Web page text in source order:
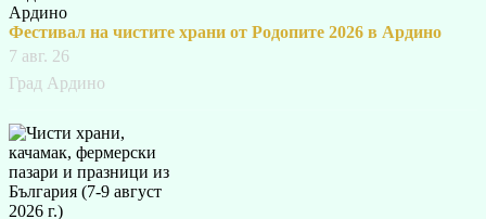
Фестивал на чистите храни от Родопите 2026 в Ардино
7 авг. 26
Град Ардино